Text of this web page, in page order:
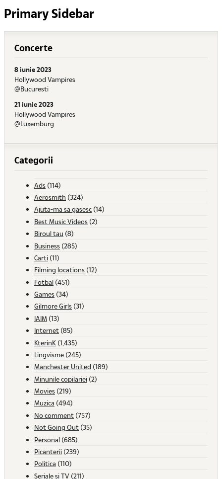
Primary Sidebar
Concerte
8 iunie 2023
Hollywood Vampires
@Bucuresti
21 iunie 2023
Hollywood Vampires
@Luxemburg
Categorii
Ads (114)
Aerosmith (324)
Ajuta-ma sa gasesc (14)
Best Music Videos (2)
Biroul tau (8)
Business (285)
Carti (11)
Filming locations (12)
Fotbal (451)
Games (34)
Gilmore Girls (31)
IAIM (13)
Internet (85)
KterinK (1,435)
Lingvisme (245)
Manchester United (189)
Minunile copilariei (2)
Movies (219)
Muzica (494)
No comment (757)
Not Going Out (35)
Personal (685)
Picanterii (239)
Politica (110)
Seriale si TV (211)